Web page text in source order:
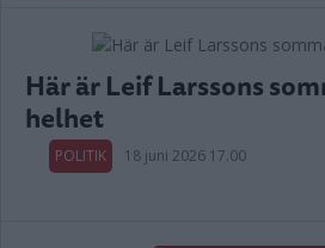
Här är Leif Larssons
helhet
POLITIK 18 juni 2026 17.00